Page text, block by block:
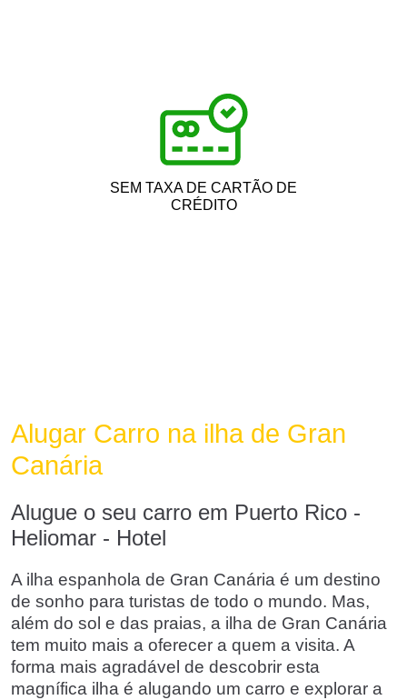
SEM TAXA DE CARTÃO DE
CRÉDITO
Alugar Carro na ilha de Gran
Canária
Alugue o seu carro em Puerto Rico -
Heliomar - Hotel
A ilha espanhola de Gran Canária é um destino
de sonho para turistas de todo o mundo. Mas,
além do sol e das praias, a ilha de Gran Canária
tem muito mais a oferecer a quem a visita. A
forma mais agradável de descobrir esta
magnífica ilha é alugando um carro e explorar a